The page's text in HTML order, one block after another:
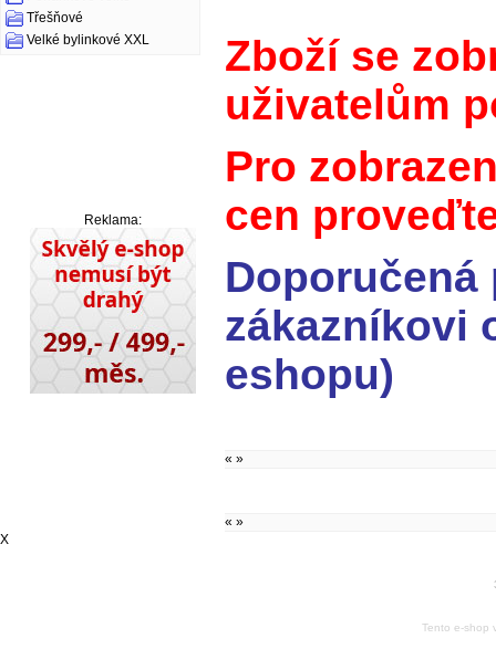
Třešňové
Velké bylinkové XXL
Reklama:
Zboží se
uživatelům
Pro
cen
zákazníkovi
eshopu)
« »
« »
X
Tento e-shop